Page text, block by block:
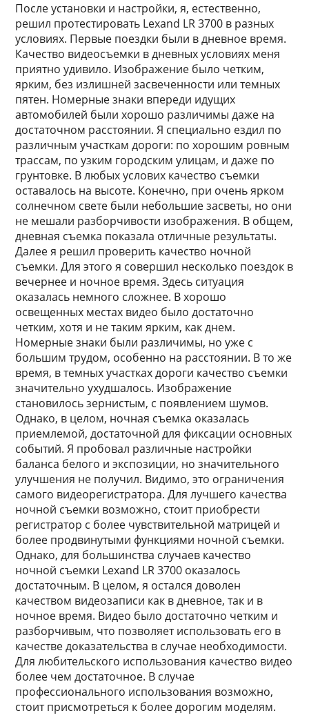
После установки и настройки, я, естественно,
решил протестировать Lexand LR 3700 в разных
условиях. Первые поездки были в дневное время.
Качество видеосъемки в дневных условиях меня
приятно удивило. Изображение было четким,
ярким, без излишней засвеченности или темных
пятен. Номерные знаки впереди идущих
автомобилей были хорошо различимы даже на
достаточном расстоянии. Я специально ездил по
различным участкам дороги: по хорошим ровным
трассам, по узким городским улицам, и даже по
грунтовке. В любых услових качество съемки
оставалось на высоте. Конечно, при очень ярком
солнечном свете были небольшие засветы, но они
не мешали разборчивости изображения. В общем,
дневная съемка показала отличные результаты.
Далее я решил проверить качество ночной
съемки. Для этого я совершил несколько поездок в
вечернее и ночное время. Здесь ситуация
оказалась немного сложнее. В хорошо
освещенных местах видео было достаточно
четким, хотя и не таким ярким, как днем.
Номерные знаки были различимы, но уже с
большим трудом, особенно на расстоянии. В то же
время, в темных участках дороги качество съемки
значительно ухудшалось. Изображение
становилось зернистым, с появлением шумов.
Однако, в целом, ночная съемка оказалась
приемлемой, достаточной для фиксации основных
событий. Я пробовал различные настройки
баланса белого и экспозиции, но значительного
улучшения не получил. Видимо, это ограничения
самого видеорегистратора. Для лучшего качества
ночной съемки возможно, стоит приобрести
регистратор с более чувствительной матрицей и
более продвинутыми функциями ночной съемки.
Однако, для большинства случаев качество
ночной съемки Lexand LR 3700 оказалось
достаточным. В целом, я остался доволен
качеством видеозаписи как в дневное, так и в
ночное время. Видео было достаточно четким и
разборчивым, что позволяет использовать его в
качестве доказательства в случае необходимости.
Для любительского использования качество видео
более чем достаточное. В случае
профессионального использования возможно,
стоит присмотреться к более дорогим моделям.